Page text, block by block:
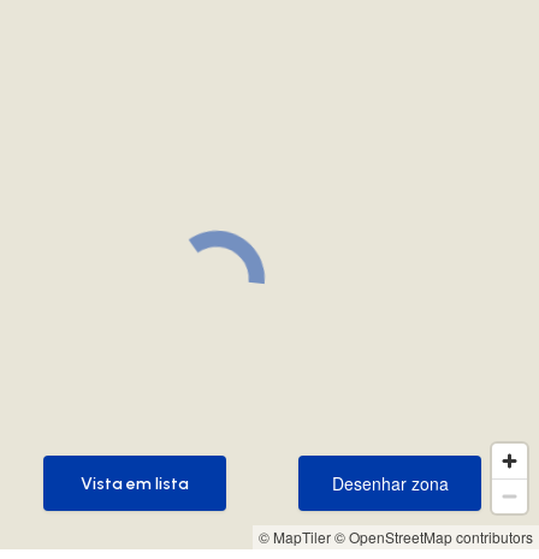
© MapTiler© OpenStreetMap contributors
Desenhar zona
Desenhar zona
Vista em lista
Vista em lista